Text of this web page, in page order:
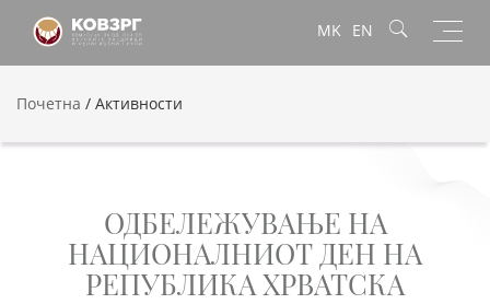
MK EN
Почетна / Активности
ОДБЕЛЕЖУВАЊЕ НА
НАЦИОНАЛНИОТ ДЕН НА
РЕПУБЛИКА ХРВАТСКА